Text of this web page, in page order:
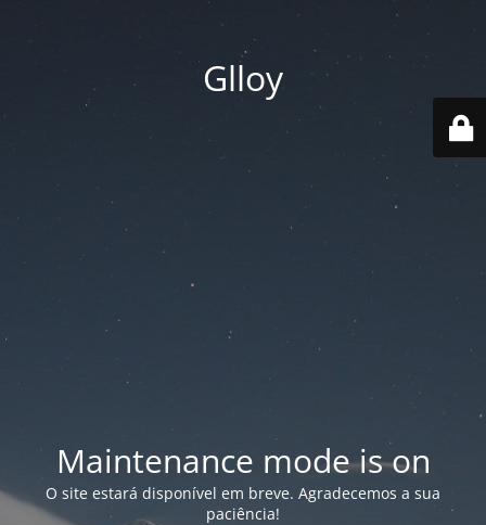
Glloy
Maintenance mode is on
O site estará disponível em breve. Agradecemos a sua
paciência!